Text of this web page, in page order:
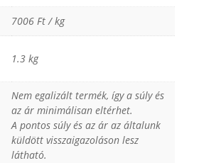
7006 Ft / kg
1.3 kg
Nem egalizált termék, így a súly és
az ár minimálisan eltérhet.
A pontos súly és az ár az általunk
küldött visszaigazoláson lesz
látható.